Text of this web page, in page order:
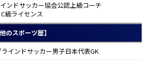
ンドサッカー協会公認上級コーチ
級ライセンス
のスポーツ歴】
インドサッカー男子日本代表GK